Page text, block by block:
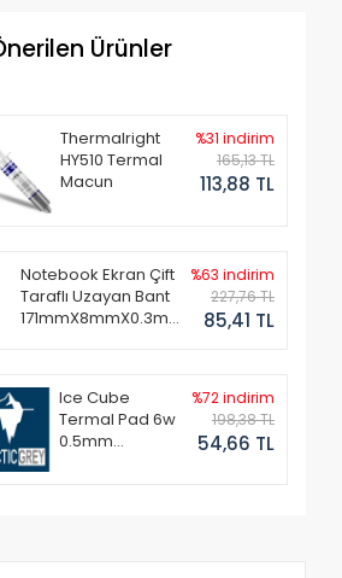
Ürünler
Thermalright
HY510 Termal
Macun
%31 indirim
165,13 TL
113,88 TL
Notebook Ekran Çift
Taraflı Uzayan Bant
171mmX8mmX0.3mm
%63 indirim
227,76 TL
85,41 TL
Ice Cube
Termal Pad 6w
0.5mm
%72 indirim
198,38 TL
54,66 TL